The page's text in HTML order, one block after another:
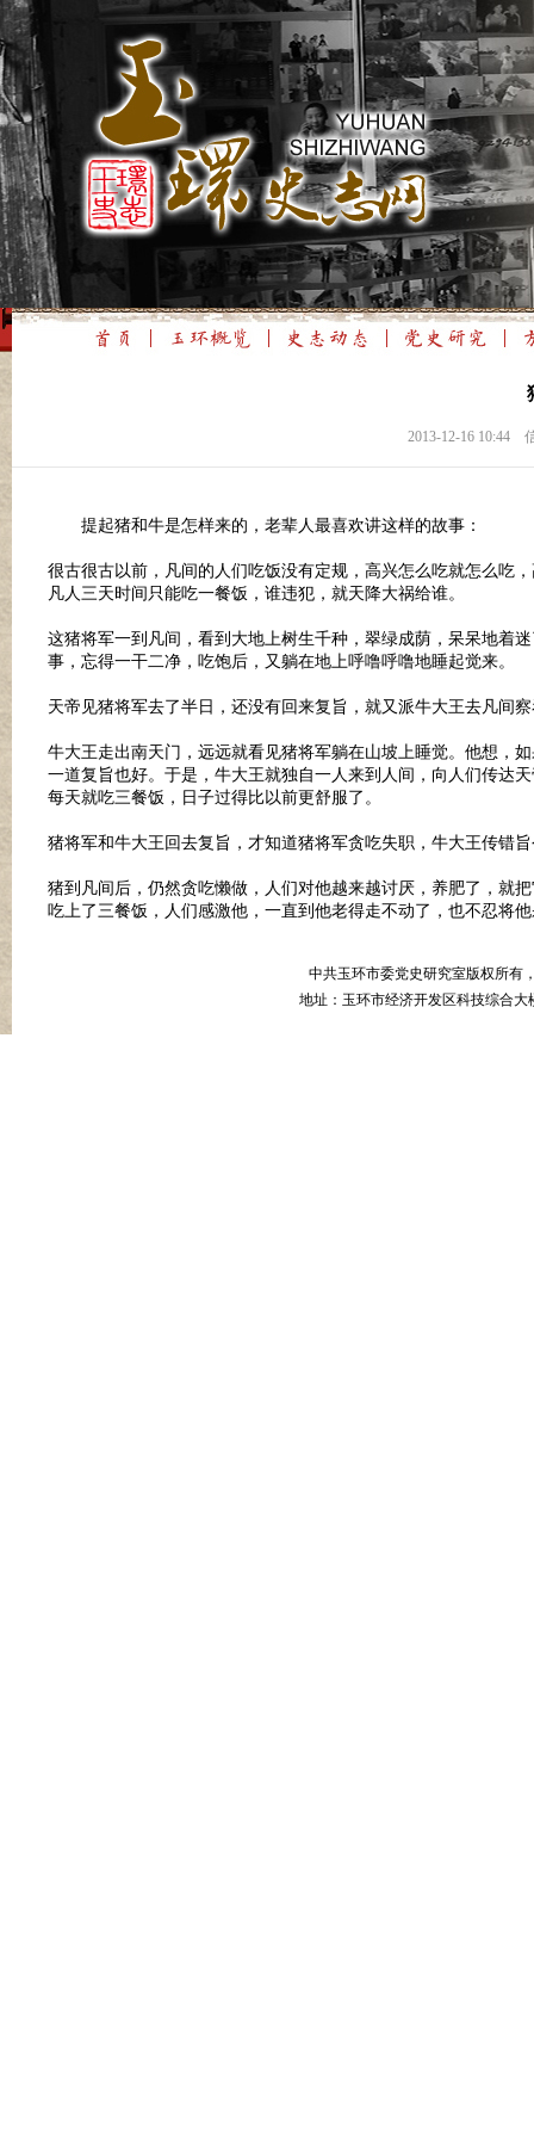
2013-12-16 10:44
提起猪和牛是怎样来的，老辈人最喜欢讲这样的故事：
很古很古以前，凡间的人们吃饭没有定规，高兴怎么吃就怎么吃
凡人三天时间只能吃一餐饭，谁违犯，就天降大祸给谁。
这猪将军一到凡间，看到大地上树生千种，翠绿成荫，呆呆地着
事，忘得一干二净，吃饱后，又躺在地上呼噜呼噜地睡起觉来。
天帝见猪将军去了半日，还没有回来复旨，就又派牛大王去凡间
牛大王走出南天门，远远就看见猪将军躺在山坡上睡觉。他想，
一道复旨也好。于是，牛大王就独自一人来到人间，向人们传达
每天就吃三餐饭，日子过得比以前更舒服了。
猪将军和牛大王回去复旨，才知道猪将军贪吃失职，牛大王传错
猪到凡间后，仍然贪吃懒做，人们对他越来越讨厌，养肥了，就
吃上了三餐饭，人们感激他，一直到他老得走不动了，也不忍将
中共玉环市委党史研究室版权所有
地址：玉环市经济开发区科技综合大